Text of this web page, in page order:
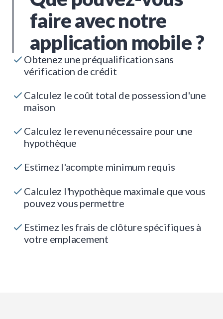
faire avec notre
application mobile ?
Obtenez une préqualification sans
vérification de crédit
Calculez le coût total de possession d'une
maison
Calculez le revenu nécessaire pour une
hypothèque
Estimez l'acompte minimum requis
Calculez l'hypothèque maximale que vous
pouvez vous permettre
Estimez les frais de clôture spécifiques à
votre emplacement